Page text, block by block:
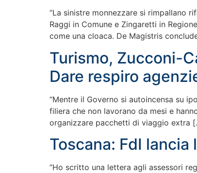
“La sinistre monnezzare si rimpallano
Raggi in Comune e Zingaretti in
come una cloaca. De Magistris
Turismo, Zucconi-
Dare respiro
“Mentre il Governo si autoincensa su
filiera che non lavorano da mesi e
organizzare pacchetti di viaggio extra
Toscana: FdI lancia
“Ho scritto una lettera agli assessori